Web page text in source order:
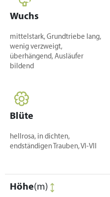
Wuchs
mittelstark, Grundtriebe lang,
wenig verzweigt,
überhängend, Ausläufer
bildend
Blüte
hellrosa, in dichten,
endständigen Trauben, VI-VII
Höhe(m)